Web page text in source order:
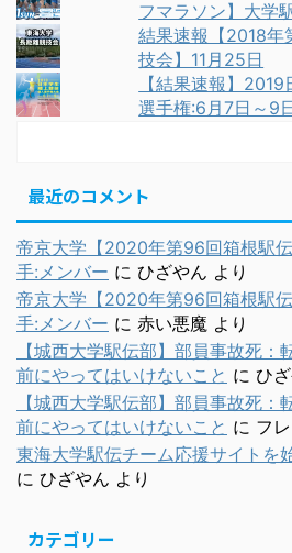
フマラソン】大学
結果速報【2018年
技会】11月25日
【結果速報】
選手権:6月7日～9
最近のコメント
帝京大学【2020年第96回箱根駅
手:メンバー に ひざやん より
帝京大学【2020年第96回箱根駅
手:メンバー に 赤い悪魔 より
【城西大学駅伝部】部員事故死：
前にやってはいけないこと に ひ
【城西大学駅伝部】部員事故死：
前にやってはいけないこと に フ
東海大学駅伝チーム応援サイトを
に ひざやん より
カテゴリー